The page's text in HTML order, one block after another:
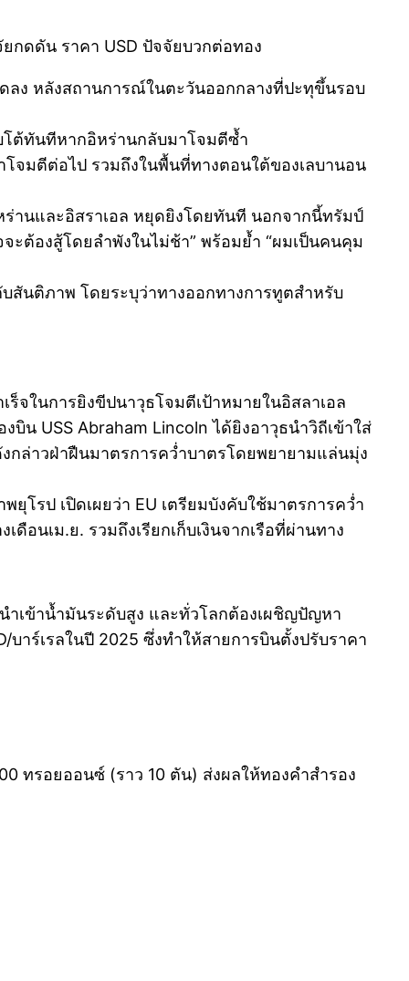
กดดัน ราคา USD ปัจจัยบวกต่อทอง
ลง หลังสถานการณ์ในตะวันออกกลางที่ปะทุขึ้นรอบ
โต้ทันทีหากอิหร่านกลับมาโจมตีซ้ำ
จมตีต่อไป รวมถึงในพื้นที่ทางตอนใต้ของเลบานอน
านและอิสราเอล หยุดยิงโดยทันที นอกจากนี้ทรัมป์
ะต้องสู้โดยลำพังในไม่ช้า” พร้อมย้ำ “ผมเป็นคนคุม
สันติภาพ โดยระบุว่าทางออกทางการทูตสำหรับ
ร็จในการยิงขีปนาวุธโจมตีเป้าหมายในอิสลาเอล
บิน USS Abraham Lincoln ได้ยิงอาวุธนำวิถีเข้าใส่
งกล่าวฝ่าฝืนมาตรการคว่ำบาตรโดยพยายามแล่นมุ่ง
โรป เปิดเผยว่า EU เตรียมบังคับใช้มาตรการคว่ำ
นเม.ย. รวมถึงเรียกเก็บเงินจากเรือที่ผ่านทาง
ำเข้าน้ำมันระดับสูง และทั่วโลกต้องเผชิญปัญหา
าร์เรลในปี 2025 ซึ่งทำให้สายการบินตั้งปรับราคา
ทรอยออนซ์ (ราว 10 ตัน) ส่งผลให้ทองคำสำรอง